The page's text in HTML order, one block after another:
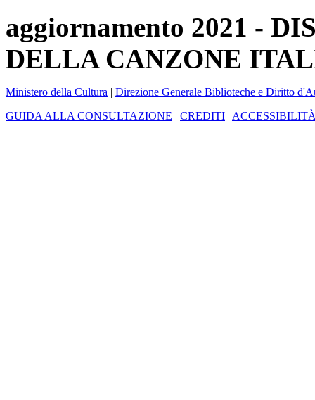
aggiornamento 2021 -
DELLA CANZONE
Ministero della Cultura | Direzione Generale Biblioteche e Diritto
GUIDA ALLA CONSULTAZIONE | CREDITI |